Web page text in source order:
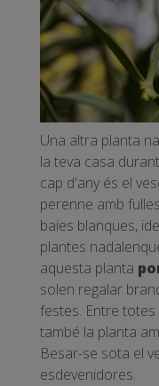
Una altra planta
la teva casa
cap d'any és el
perenne amb
baies blanques,
plantes
aquesta planta
solen regalar
festes. Entre totes
també la planta
Besar-se sota el
esdevenidores.